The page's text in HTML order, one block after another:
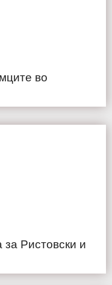
во
Ристовски и